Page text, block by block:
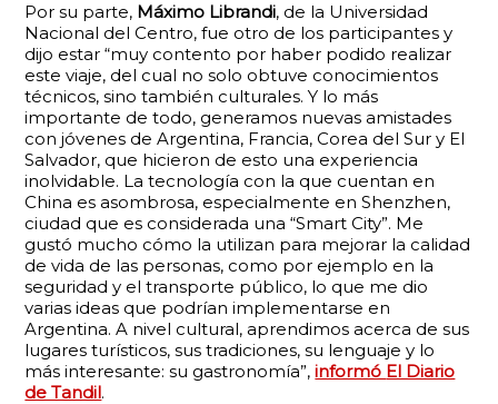
Por su parte, Máximo Librandi, de la Universidad
Nacional del Centro, fue otro de los participantes y
dijo estar “muy contento por haber podido realizar
este viaje, del cual no solo obtuve conocimientos
técnicos, sino también culturales. Y lo más
importante de todo, generamos nuevas amistades
con jóvenes de Argentina, Francia, Corea del Sur y El
Salvador, que hicieron de esto una experiencia
inolvidable. La tecnología con la que cuentan en
China es asombrosa, especialmente en Shenzhen,
ciudad que es considerada una “Smart City”. Me
gustó mucho cómo la utilizan para mejorar la calidad
de vida de las personas, como por ejemplo en la
seguridad y el transporte público, lo que me dio
varias ideas que podrían implementarse en
Argentina. A nivel cultural, aprendimos acerca de sus
lugares turísticos, sus tradiciones, su lenguaje y lo
más interesante: su gastronomía”,informó El Diario
de Tandil.